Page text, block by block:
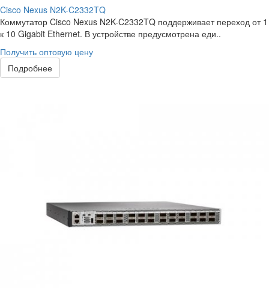
Cisco Nexus N2K-C2332TQ
Коммутатор Cisco Nexus N2K-C2332TQ поддерживает переход от 1
к 10 Gigabit Ethernet. В устройстве предусмотрена еди..
Получить оптовую цену
Подробнее